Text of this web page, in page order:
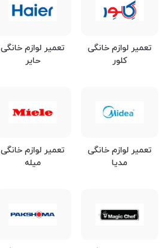
تعمیر لوازم خانگی
کلور
تعمیر لوازم خانگی
حایر
تعمیر لوازم خانگی
مدیا
تعمیر لوازم خانگی
میله